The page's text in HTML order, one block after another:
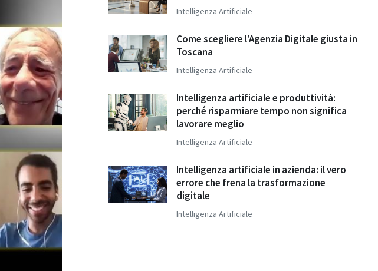
Intelligenza Artificiale
Come scegliere l'Agenzia Digitale giusta in
Toscana
Intelligenza Artificiale
Intelligenza artificiale e produttività:
perché risparmiare tempo non significa
lavorare meglio
Intelligenza Artificiale
Intelligenza artificiale in azienda: il vero
errore che frena la trasformazione
digitale
Intelligenza Artificiale